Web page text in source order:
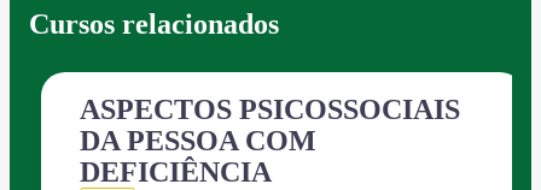
Cursos relacionados
ASPECTOS PSICOSSOCIAIS
DA PESSOA COM
DEFICIÊNCIA